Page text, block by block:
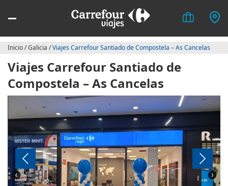
Inicio/Galicia /Viajes Carrefour Santiado de Compostela – As Cancelas
Viajes Carrefour Santiado de
Compostela – As Cancelas